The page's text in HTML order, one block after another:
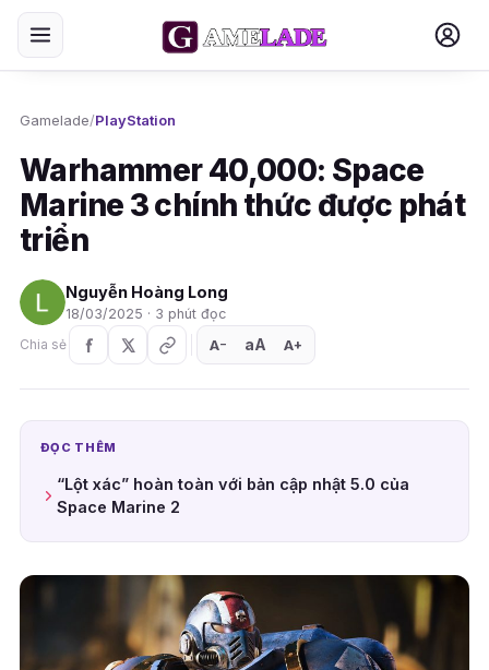
Gamelade/PlayStation
Warhammer 40,000: Space
Marine 3 chính thức được phát
triển
Nguyễn Hoàng Long
18/03/2025 · 3 phút đọc
Chia sẻ
A− aA A+
ĐỌC THÊM
“Lột xác” hoàn toàn với bản cập nhật 5.0 của
Space Marine 2